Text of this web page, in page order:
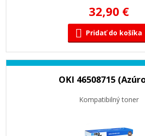
32,90 €
Pridať do košíka
OKI 46508715
Kompatibilný toner